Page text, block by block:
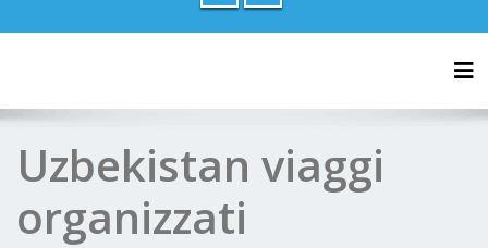
Uzbekistan viaggi
organizzati